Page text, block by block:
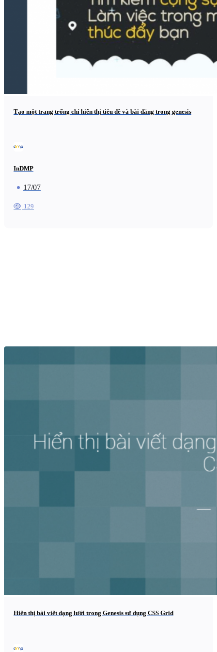
Tạo một trang trống chỉ hiển thị tiêu đề và bài đăng trong genesis
InDMP
17/07
129
Hiển thị bài viết dạng lưới trong Genesis sử dụng CSS Grid